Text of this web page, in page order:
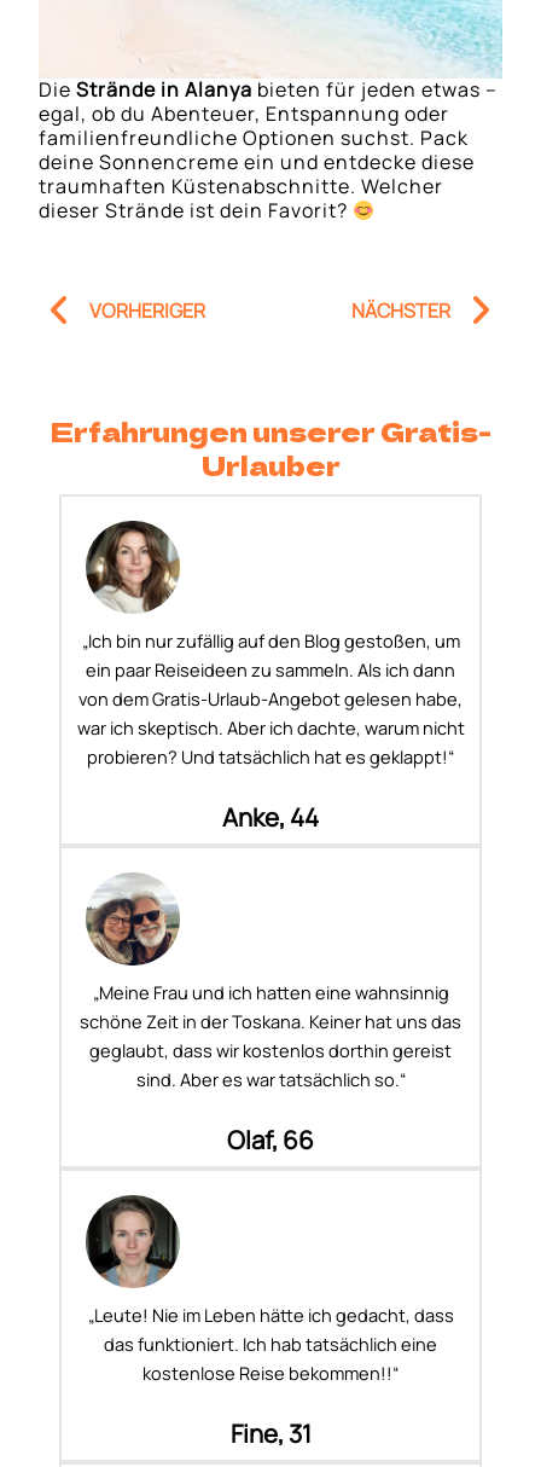
DieStrände in Alanya bieten für jeden etwas –
egal, ob du Abenteuer, Entspannung oder
familienfreundliche Optionen suchst. Pack
deine Sonnencreme ein und entdecke diese
traumhaften Küstenabschnitte. Welcher
dieser Strände ist dein Favorit?
Prev
VORHERIGER NÄCHSTER
Erfahrungen unserer Gratis-
Urlauber
„Ich bin nur zufällig auf den Blog gestoßen, um
ein paar Reiseideen zu sammeln. Als ich dann
von dem Gratis-Urlaub-Angebot gelesen habe,
war ich skeptisch. Aber ich dachte, warum nicht
probieren? Und tatsächlich hat es geklappt!“
Anke, 44
„Meine Frau und ich hatten eine wahnsinnig
schöne Zeit in der Toskana. Keiner hat uns das
geglaubt, dass wir kostenlos dorthin gereist
sind. Aber es war tatsächlich so.“
Olaf, 66
„Leute! Nie im Leben hätte ich gedacht, dass
das funktioniert. Ich hab tatsächlich eine
kostenlose Reise bekommen!!“
Fine, 31